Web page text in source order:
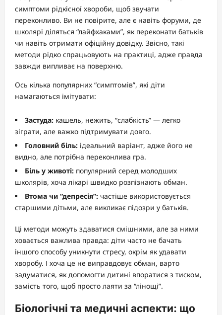
симптоми рідкісної хвороби, щоб звучати
переконливо. Ви не повірите, але є навіть форуми, де
школярі діляться “лайфхаками”, як переконати батьків
чи навіть отримати офіційну довідку. Звісно, такі
методи рідко спрацьовують на практиці, адже правда
завжди випливає на поверхню.
Ось кілька популярних “симптомів”, які діти
намагаються імітувати:
Застуда: кашель, нежить, “слабкість” — легко
зіграти, але важко підтримувати довго.
Головний біль: ідеальний варіант, адже його не
видно, але потрібна переконлива гра.
Біль у животі: популярний серед молодших
школярів, хоча лікарі швидко розпізнають обман.
Втома чи “депресія”: частіше використовується
старшими дітьми, але викликає підозри у батьків.
Ці методи можуть здаватися смішними, але за ними
ховається важлива правда: діти часто не бачать
іншого способу уникнути стресу, окрім як удавати
хворобу. І хоча це не виправдовує обман, варто
задуматися, як допомогти дитині впоратися з тиском,
замість того, щоб просто лаяти за “лінощі”.
Біологічні та медичні аспекти: що